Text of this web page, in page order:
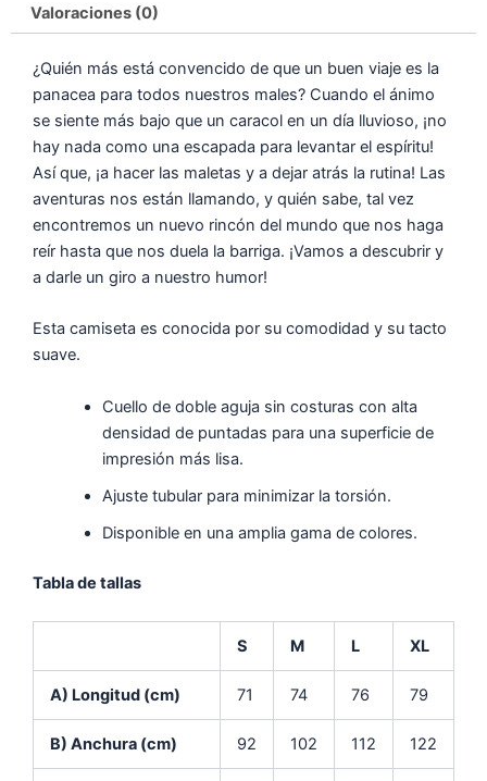
Valoraciones (0)
¿Quién más está convencido de que un buen viaje es la
panacea para todos nuestros males? Cuando el ánimo
se siente más bajo que un caracol en un día lluvioso, ¡no
hay nada como una escapada para levantar el espíritu!
Así que, ¡a hacer las maletas y a dejar atrás la rutina! Las
aventuras nos están llamando, y quién sabe, tal vez
encontremos un nuevo rincón del mundo que nos haga
reír hasta que nos duela la barriga. ¡Vamos a descubrir y
a darle un giro a nuestro humor!
Esta camiseta es conocida por su comodidad y su tacto
suave.
Cuello de doble aguja sin costuras con alta
densidad de puntadas para una superficie de
impresión más lisa.
Ajuste tubular para minimizar la torsión.
Disponible en una amplia gama de colores.
Tabla de tallas
S M L XL
A) Longitud (cm) 71 74 76 79
B) Anchura (cm) 92 102 112 122